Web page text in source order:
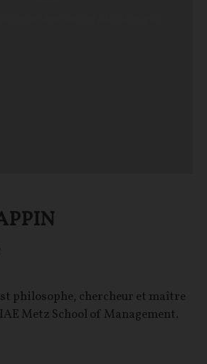
philosophe, chercheur et maître
Metz School of Management.